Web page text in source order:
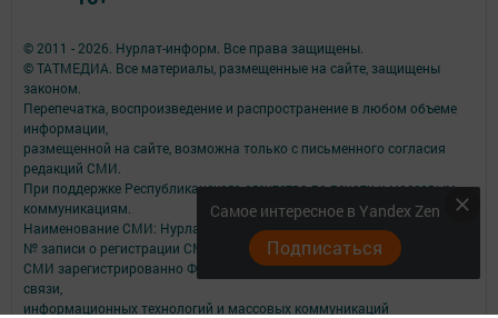
Самое интересное в Yandex Zen
Подписаться
© 2011 - 2026. Нурлат-⁠информ. Все права защищены.
© ТАТМЕДИА. Все материалы, размещенные на сайте, защищены
законом.
Перепечатка, воспроизведение и распространение в любом объеме
информации,
размещенной на сайте, возможна только с письменного согласия
редакций СМИ.
При поддержке Республиканского агентства по печати и массовым
коммуникациям.
Наименование СМИ: Нурлат-⁠информ
№ записи о регистрации СМИ, дата: ЭЛ № ФС 77 -⁠ 73782 от 05.10.2018
СМИ зарегистрированно Федеральной службой по надзору в сфере
связи,
информационных технологий и массовых коммуникаций